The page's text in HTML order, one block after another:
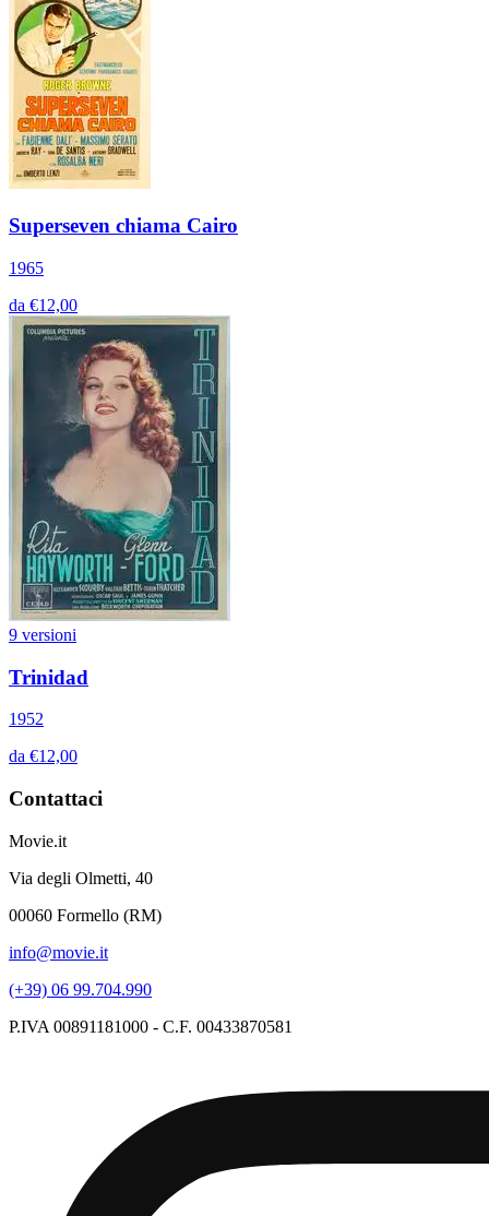
Superseven chiama Cairo
1965
da €12,00
9 versioni
Trinidad
1952
da €12,00
Contattaci
Movie.it
Via degli Olmetti, 40
00060 Formello (RM)
info@movie.it
(+39) 06 99.704.990
P.IVA 00891181000 - C.F. 00433870581